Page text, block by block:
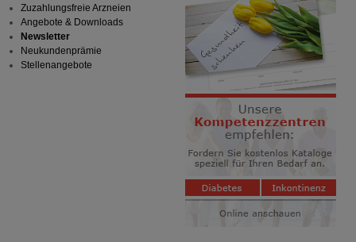
Zuzahlungsfreie Arzneien
Angebote & Downloads
Newsletter
Neukundenprämie
Stellenangebote